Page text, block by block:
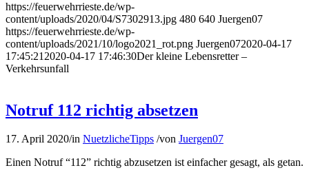
https://feuerwehrrieste.de/wp-
content/uploads/2020/04/S7302913.jpg 480 640 Juergen07
https://feuerwehrrieste.de/wp-
content/uploads/2021/10/logo2021_rot.png Juergen072020-04-17
17:45:21 2020-04-17 17:46:30Der kleine Lebensretter –
Verkehrsunfall
Notruf 112 richtig absetzen
17. April 2020/in NuetzlicheTipps /von Juergen07
Einen Notruf “112” richtig abzusetzen ist einfacher gesagt, als getan.